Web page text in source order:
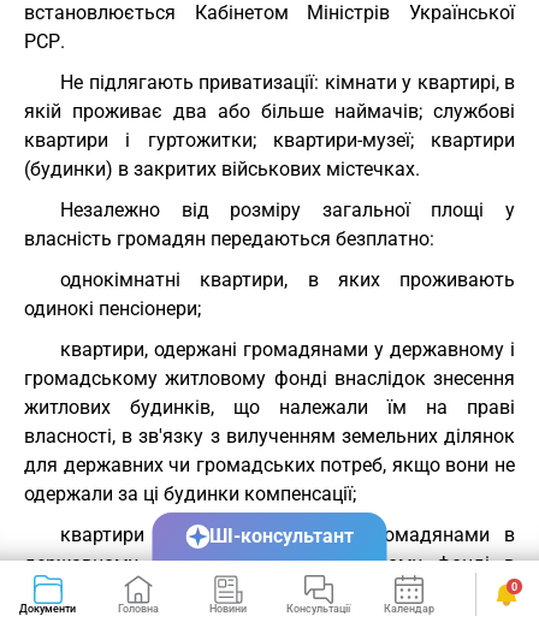
встановлюється Кабінетом Міністрів Української
РСР.
Не підлягають приватизації: кімнати у квартирі, в
якій проживає два або більше наймачів; службові
квартири і гуртожитки; квартири-музеї; квартири
(будинки) в закритих військових містечках.
Незалежно від розміру загальної площі у
власність громадян передаються безплатно:
однокімнатні квартири, в яких проживають
одинокі пенсіонери;
квартири, одержані громадянами у державному і
громадському житловому фонді внаслідок знесення
житлових будинків, що належали їм на праві
власності, в зв'язку з вилученням земельних ділянок
для державних чи громадських потреб, якщо вони не
одержали за ці будинки компенсації;
квартири (будинки), одержані громадянами в
державному і громадському житловому фонді в
зв'язку з переселенням внаслідок аварії на
Чорнобильській АЕС з житлових будинків, що
Документи Головна Новини Консультації Календар Сервіси
0
ШІ-консультант